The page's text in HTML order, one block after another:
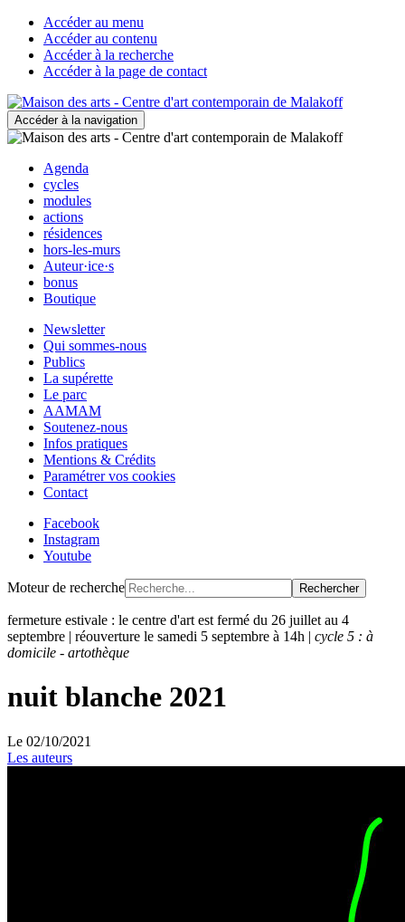
Accéder au menu
Accéder au contenu
Accéder à la recherche
Accéder à la page de contact
Accéder à la navigation
Agenda
cycles
modules
actions
résidences
hors-les-murs
Auteur·ice·s
bonus
Boutique
Newsletter
Qui sommes-nous
Publics
La supérette
Le parc
AAMAM
Soutenez-nous
Infos pratiques
Mentions & Crédits
Paramétrer vos cookies
Contact
Facebook
Instagram
Youtube
Moteur de recherche Rechercher
fermeture estivale : le centre d'art est fermé du 26 juillet au 4
septembre | réouverture le samedi 5 septembre à 14h | cycle 5 : à
domicile - artothèque
nuit blanche 2021
Le 02/10/2021
Les auteurs